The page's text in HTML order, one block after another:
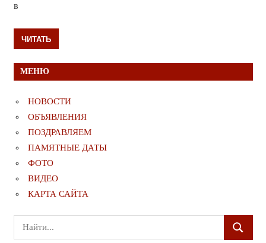
в
ЧИТАТЬ
МЕНЮ
НОВОСТИ
ОБЪЯВЛЕНИЯ
ПОЗДРАВЛЯЕМ
ПАМЯТНЫЕ ДАТЫ
ФОТО
ВИДЕО
КАРТА САЙТА
Поиск
для:
ПОИСК